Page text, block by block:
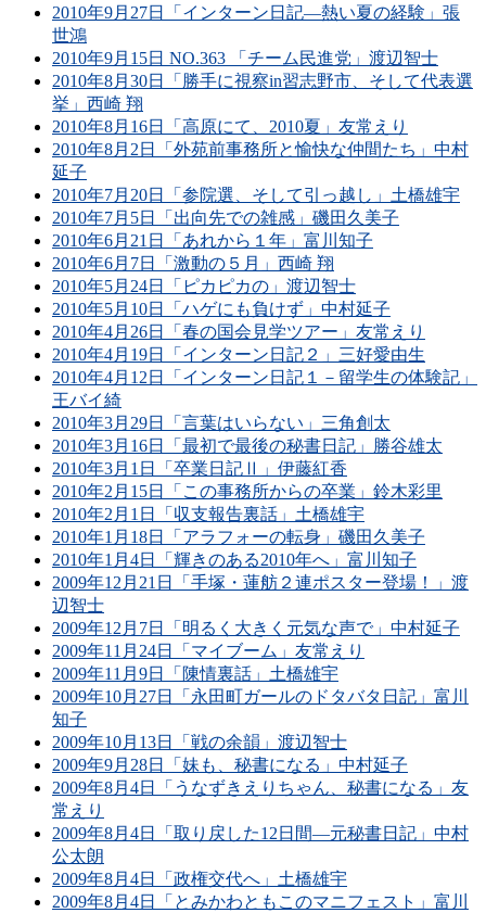
2010年9月27日「インターン日記―熱い夏の経験」張
世鴻
2010年9月15日 NO.363 「チーム民進党」渡辺智士
2010年8月30日「勝手に視察in習志野市、そして代表選
挙」西崎 翔
2010年8月16日「高原にて、2010夏」友常えり
2010年8月2日「外苑前事務所と愉快な仲間たち」中村
延子
2010年7月20日「参院選、そして引っ越し」土橋雄宇
2010年7月5日「出向先での雑感」磯田久美子
2010年6月21日「あれから１年」富川知子
2010年6月7日「激動の５月」西崎 翔
2010年5月24日「ピカピカの」渡辺智士
2010年5月10日「ハゲにも負けず」中村延子
2010年4月26日「春の国会見学ツアー」友常えり
2010年4月19日「インターン日記２」三好愛由生
2010年4月12日「インターン日記１－留学生の体験記」
王バイ綺
2010年3月29日「言葉はいらない」三角創太
2010年3月16日「最初で最後の秘書日記」勝谷雄太
2010年3月1日「卒業日記Ⅱ」伊藤紅香
2010年2月15日「この事務所からの卒業」鈴木彩里
2010年2月1日「収支報告裏話」土橋雄宇
2010年1月18日「アラフォーの転身」磯田久美子
2010年1月4日「輝きのある2010年へ」富川知子
2009年12月21日「手塚・蓮舫２連ポスター登場！」渡
辺智士
2009年12月7日「明るく大きく元気な声で」中村延子
2009年11月24日「マイブーム」友常えり
2009年11月9日「陳情裏話」土橋雄宇
2009年10月27日「永田町ガールのドタバタ日記」富川
知子
2009年10月13日「戦の余韻」渡辺智士
2009年9月28日「妹も、秘書になる」中村延子
2009年8月4日「うなずきえりちゃん、秘書になる」友
常えり
2009年8月4日「取り戻した12日間―元秘書日記」中村
公太朗
2009年8月4日「政権交代へ」土橋雄宇
2009年8月4日「とみかわともこのマニフェスト」富川